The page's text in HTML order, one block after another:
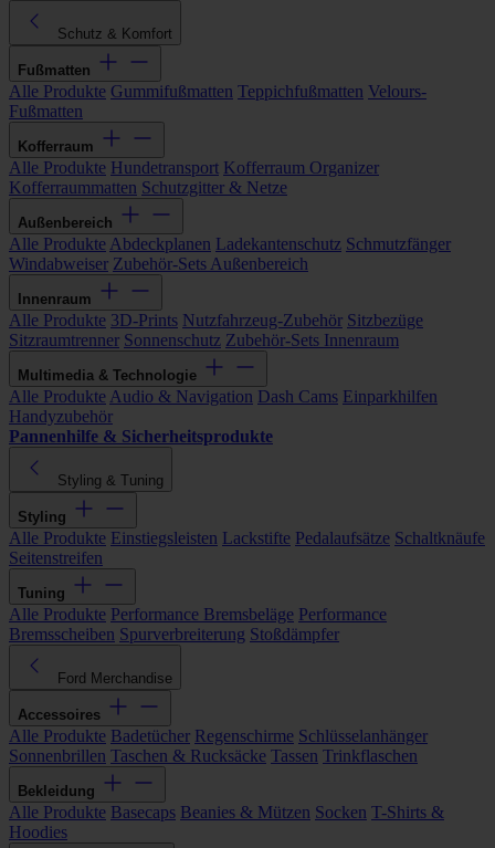
Schutz & Komfort
Fußmatten
Alle Produkte Gummifußmatten Teppichfußmatten Velours-
Fußmatten
Kofferraum
Alle Produkte Hundetransport Kofferraum Organizer
Kofferraummatten Schutzgitter & Netze
Außenbereich
Alle Produkte Abdeckplanen Ladekantenschutz Schmutzfänger
Windabweiser Zubehör-Sets Außenbereich
Innenraum
Alle Produkte 3D-Prints Nutzfahrzeug-Zubehör Sitzbezüge
Sitzraumtrenner Sonnenschutz Zubehör-Sets Innenraum
Multimedia & Technologie
Alle Produkte Audio & Navigation Dash Cams Einparkhilfen
Handyzubehör
Pannenhilfe & Sicherheitsprodukte
Styling & Tuning
Styling
Alle Produkte Einstiegsleisten Lackstifte Pedalaufsätze Schaltknäufe
Seitenstreifen
Tuning
Alle Produkte Performance Bremsbeläge Performance
Bremsscheiben Spurverbreiterung Stoßdämpfer
Ford Merchandise
Accessoires
Alle Produkte Badetücher Regenschirme Schlüsselanhänger
Sonnenbrillen Taschen & Rucksäcke Tassen Trinkflaschen
Bekleidung
Alle Produkte Basecaps Beanies & Mützen Socken T-Shirts &
Hoodies